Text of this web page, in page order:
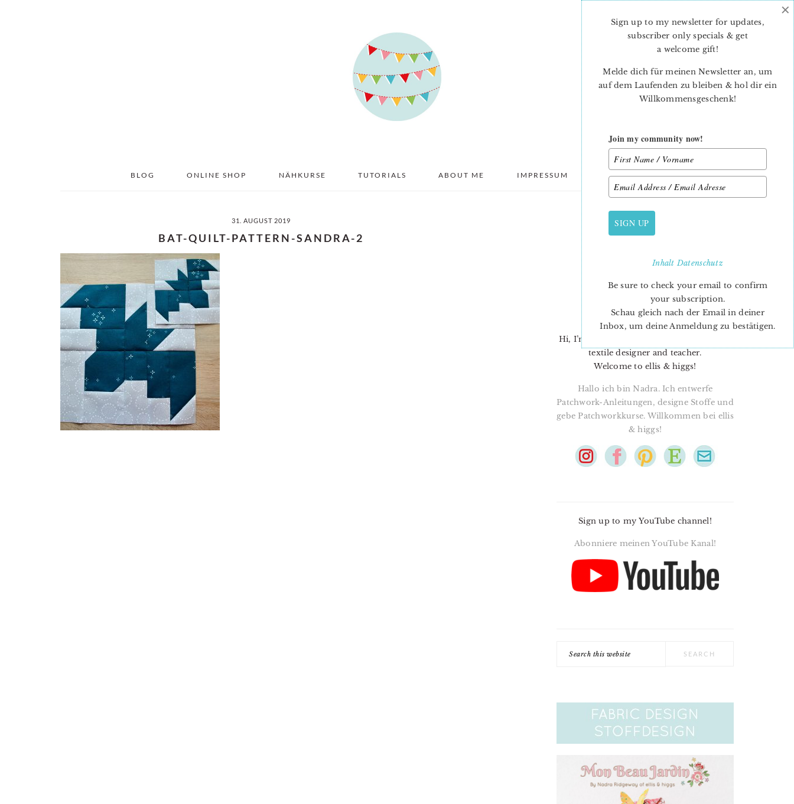
BLOG ONLINE SHOP NÄHKURSE TUTORIALS ABOUT ME IMPRESSUM DATENSCHUTZ
31. AUGUST 2019
BAT-QUILT-PATTERN-SANDRA-2
PRIMARY
SIDEBAR
Hi, I’m Nadra. I’m a quilt pattern designer,
textile designer and teacher.
Welcome to ellis & higgs!
Hallo ich bin Nadra. Ich entwerfe
Patchwork-Anleitungen, designe Stoffe und
gebe Patchworkkurse. Willkommen bei ellis
& higgs!
Sign up to my YouTube channel!
Abonniere meinen YouTube Kanal!
Sign up to my newsletter for updates,
subscriber only specials & get
a welcome gift!
Melde dich für meinen Newsletter an, um
auf dem Laufenden zu bleiben & hol dir ein
Willkommensgeschenk!
Join my community now!
SIGN UP
InhaltDatenschutz
Be sure to check your email to confirm
your subscription.
Schau gleich nach der Email in deiner
Inbox, um deine Anmeldung zu bestätigen.
×